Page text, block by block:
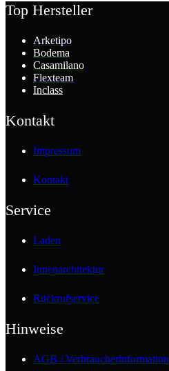
Top Hersteller
Arketipo
Bodema
Casamilano
Flexteam
Inclass
Kontakt
Impressum
Kontakt
Service
Laden
Innenarchitektur
Rückrufservice
Hinweise
AGB / Verbraucherinformation